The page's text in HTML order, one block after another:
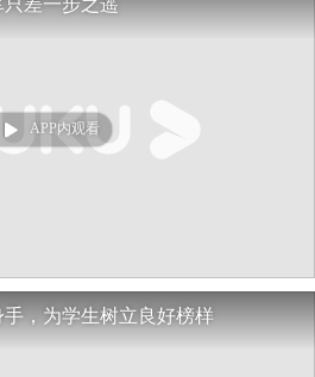
差一步之遥
APP内观看
，为学生树立良好榜样